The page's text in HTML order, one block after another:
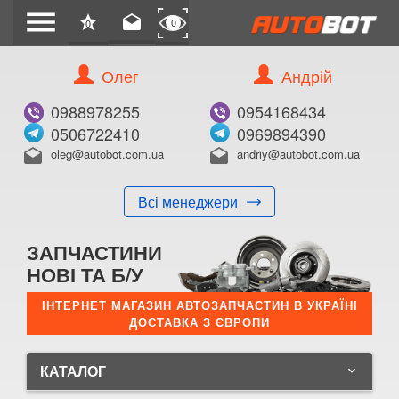
menu star
0 drafts 0
Олег
0988978255
0506722410
drafts oleg@autobot.com.ua
Всі менеджери
Андрій
0954168434
0969894390
drafts andriy@autobot.com.ua
ЗАПЧАСТИНИ
НОВІ ТА Б/У
ІНТЕРНЕТ МАГАЗИН АВТОЗАПЧАСТИН В УКРАЇНІ
ДОСТАВКА З ЄВРОПИ
КАТАЛОГ keyboard_arrow_down